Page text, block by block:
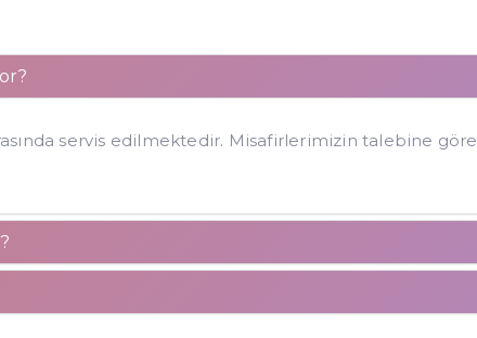
servis edilmektedir. Misafirlerimizin talebine